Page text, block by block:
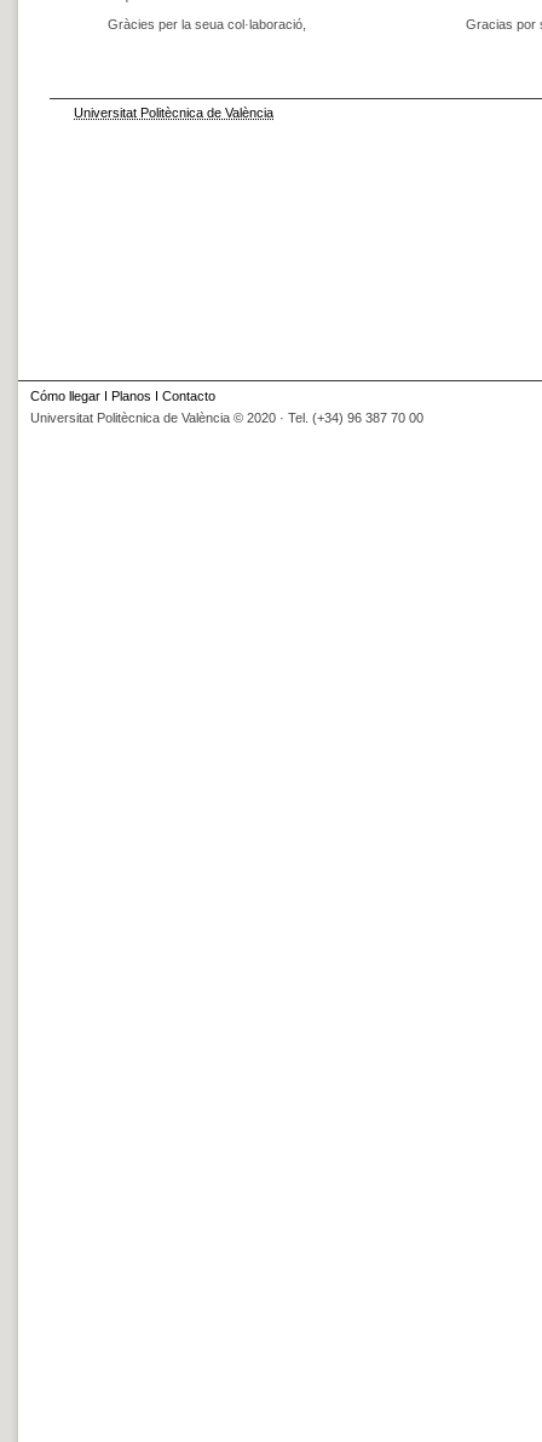
Cómo llegar I Planos I Contacto
Universitat Politècnica de València © 2020 · Tel. (+34) 96 387 70 00